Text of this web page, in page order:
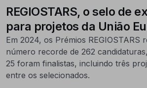
REGIOSTARS, o selo de
para projetos da União
Em 2024, os Prémios REGIOSTARS
número recorde de 262
25 foram finalistas, incluindo três
entre os selecionados.